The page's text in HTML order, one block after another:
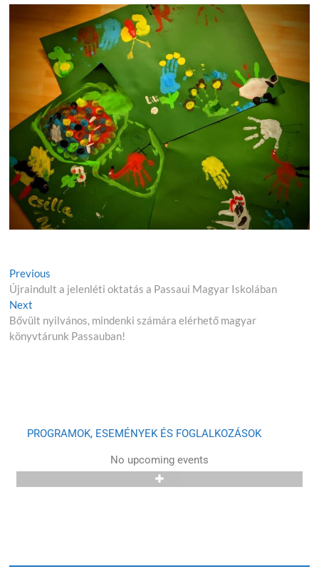
Previous
Újraindult a jelenléti oktatás a Passaui Magyar Iskolában
Next
Bővült nyilvános, mindenki számára elérhető magyar
könyvtárunk Passauban!
PROGRAMOK, ESEMÉNYEK ÉS FOGLALKOZÁSOK
No upcoming events